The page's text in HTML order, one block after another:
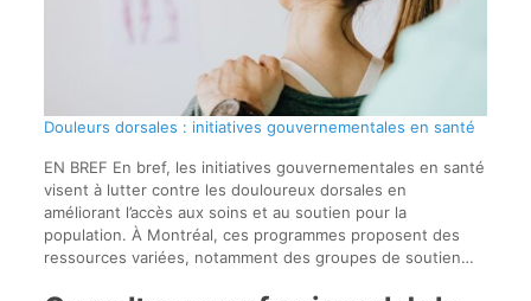
Douleurs dorsales : initiatives gouvernementales en santé
EN BREF En bref, les initiatives gouvernementales en santé
visent à lutter contre les douloureux dorsales en
améliorant l’accès aux soins et au soutien pour la
population. À Montréal, ces programmes proposent des
ressources variées, notamment des groupes de soutien…